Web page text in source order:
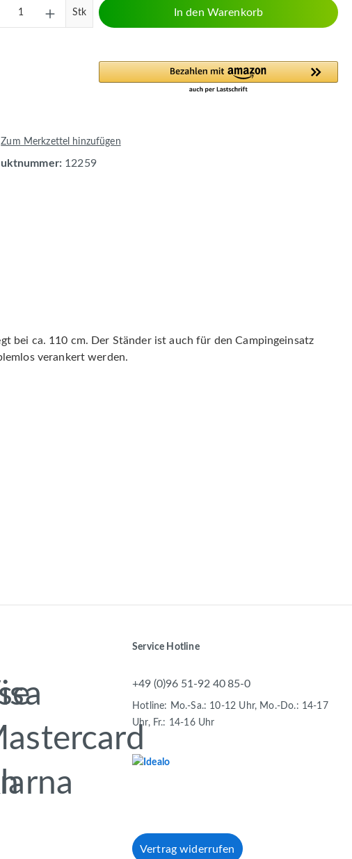
Anzahl: Gib den gewünschten Wert ein
Stk In den Warenkorb
Zum Merkzettel hinzufügen
12259
bei ca. 110 cm. Der Ständer ist auch für den Campingeinsatz
verankert werden.
Service Hotline
+49 (0)96 51-92 40 85-0
Hotline: Mo.-Sa.: 10-12 Uhr, Mo.-Do.: 14-17
Uhr, Fr.: 14-16 Uhr
Vertrag widerrufen